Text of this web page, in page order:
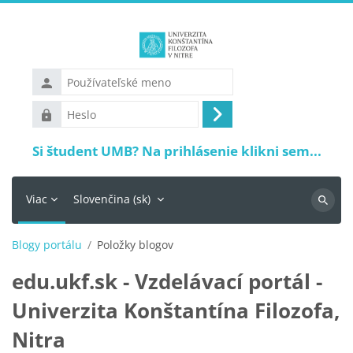
Používateľské
meno
Heslo
Prihlásiť
sa
Si študent UMB? Na prihlásenie klikni sem...
Viac Slovenčina ‎(sk)‎
Blogy portálu Položky blogov
edu.ukf.sk - Vzdelávací portál -
Univerzita Konštantína Filozofa,
Nitra